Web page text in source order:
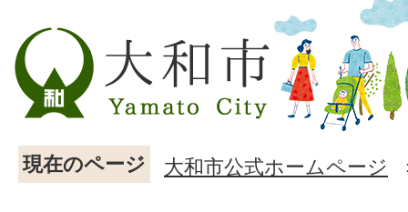
現在のページ 大和市公式ホームページ